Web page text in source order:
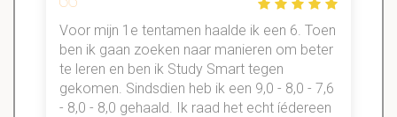
Voor mijn 1e tentamen haalde ik een 6. Toen
ben ik gaan zoeken naar manieren om beter
te leren en ben ik Study Smart tegen
gekomen. Sindsdien heb ik een 9,0 - 8,0 - 7,6
- 8,0 - 8,0 gehaald. Ik raad het echt íédereen